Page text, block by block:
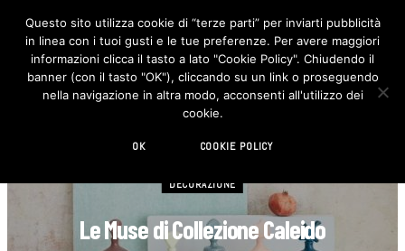
F
c
e
b
o
I
n
s
t
DECORAZIONE
Le Muse di Collezione Caleido
Questo sito utilizza cookie di “terze parti” per inviarti pubblicità
in linea con i tuoi gusti e le tue preferenze. Per avere maggiori
informazioni clicca il tasto a lato "Cookie Policy". Chiudendo il
banner (con il tasto "OK"), cliccando su un link o proseguendo
nella navigazione in altra modo, acconsenti all'utilizzo dei
cookie.
OK COOKIE POLICY